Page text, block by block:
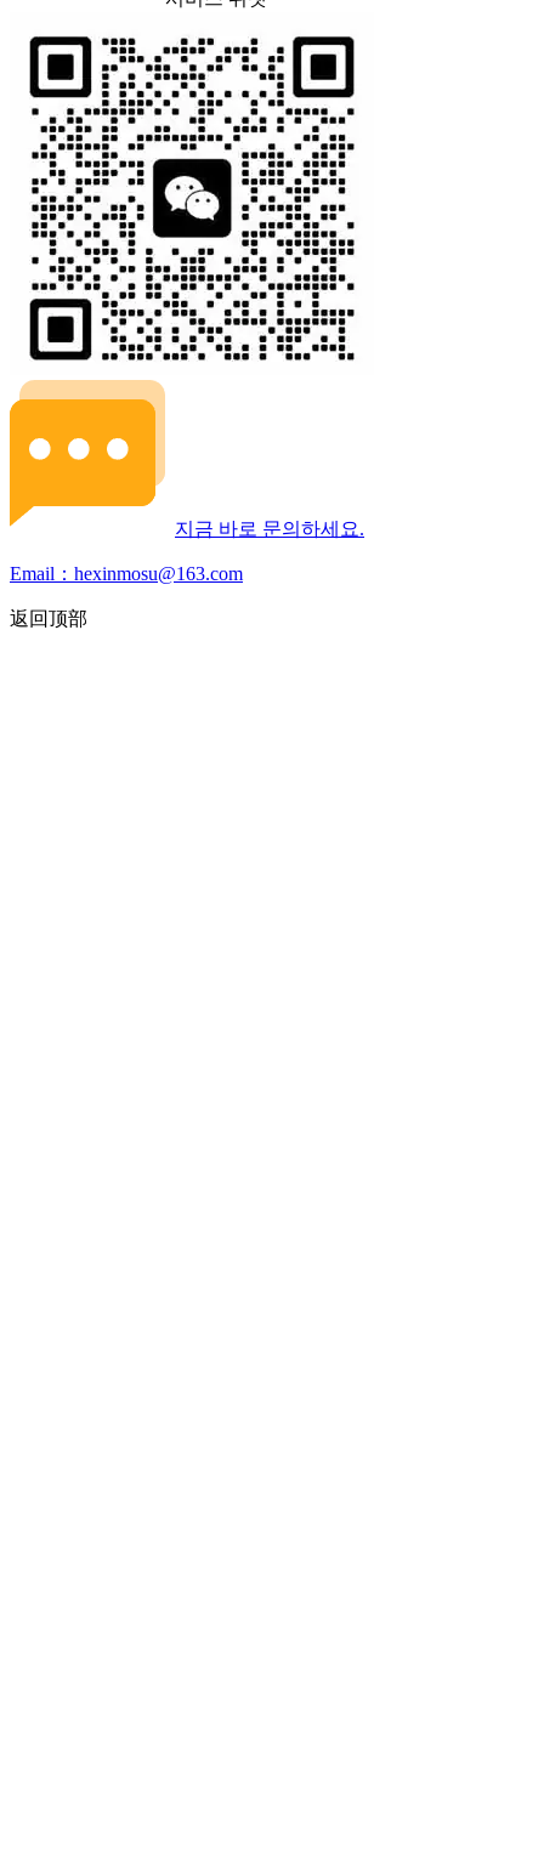
지금 바로 문의하세요.
Email：hexinmosu@163.com
返回顶部